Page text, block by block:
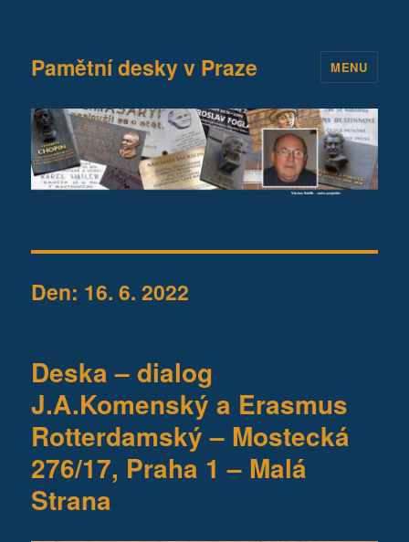
Pamětní desky v Praze MENU
Den: 16. 6. 2022
Deska – dialog
J.A.Komenský a Erasmus
Rotterdamský – Mostecká
276/17, Praha 1 – Malá
Strana